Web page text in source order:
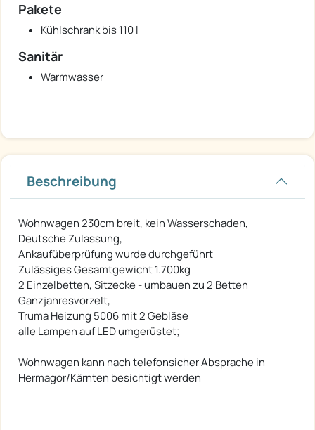
Pakete
Kühlschrank bis 110 l
Sanitär
Warmwasser
Beschreibung
Wohnwagen 230cm breit, kein Wasserschaden,
Deutsche Zulassung,
Ankaufüberprüfung wurde durchgeführt
Zulässiges Gesamtgewicht 1.700kg
2 Einzelbetten, Sitzecke - umbauen zu 2 Betten
Ganzjahresvorzelt,
Truma Heizung 5006 mit 2 Gebläse
alle Lampen auf LED umgerüstet;
Wohnwagen kann nach telefonsicher Absprache in
Hermagor/Kärnten besichtigt werden